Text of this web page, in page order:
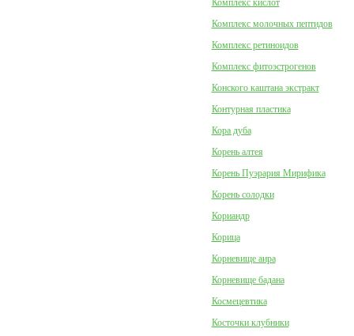
Комплекс кислот
Комплекс молочных пептидов
Комплекс ретиноидов
Комплекс фитоэстрогенов
Конского каштана экстракт
Контурная пластика
Кора дуба
Корень алтея
Корень Пуэрария Мирифика
Корень солодки
Кориандр
Корица
Корневище аира
Корневище бадана
Космецевтика
Косточки клубники